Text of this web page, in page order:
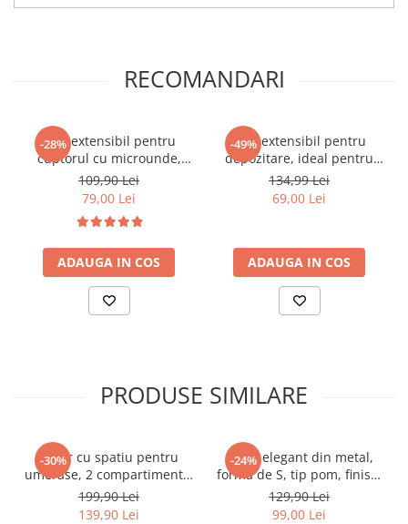
RECOMANDARI
-28%
Raft extensibil pentru
cuptorul cu microunde,
multifunctional, Negru, 40-
64 x 36.5 x 45 cm
109,90 Lei
79,00 Lei
ADAUGA IN COS
-49%
Raft extensibil pentru
depozitare, ideal pentru
baie sau bucătărie, Alb, 38-
60 x 27.7 x 25.3 cm
134,99 Lei
69,00 Lei
ADAUGA IN COS
PRODUSE SIMILARE
-30%
Cuier cu spatiu pentru
umerase, 2 compartimente,
Alb, 67 x 30 x 159 cm
199,90 Lei
139,90 Lei
-24%
Cuier elegant din metal,
formă de S, tip pom, finisaj
negru, 30 x 178 cm
129,90 Lei
99,00 Lei